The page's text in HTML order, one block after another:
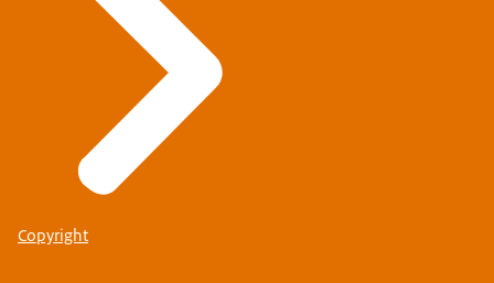
Copyright